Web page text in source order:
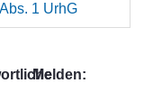
Abs. 1 UrhG
Melden: